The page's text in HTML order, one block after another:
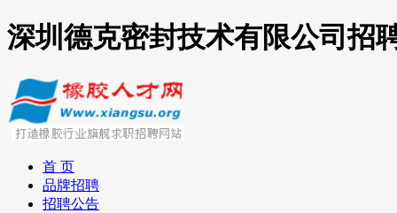
深圳德克密封技术有限公司招
首 页
品牌招聘
招聘公告